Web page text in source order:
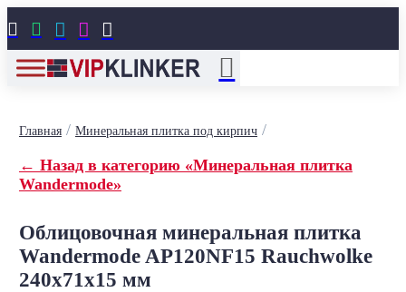
    
Главная/ Минеральная плитка под кирпич/
← Назад в категорию «Минеральная плитка
Wandermode»
Облицовочная минеральная плитка
Wandermode AP120NF15 Rauchwolke
240x71x15 мм